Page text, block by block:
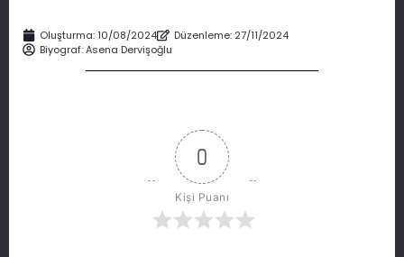
Oluşturma:10/08/2024
Düzenleme: 27/11/2024
Biyograf:Asena Dervişoğlu
0
Kişi Puanı